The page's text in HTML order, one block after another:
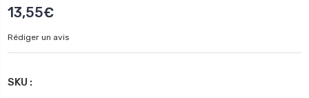
13,55€
Rédiger un avis
SKU :